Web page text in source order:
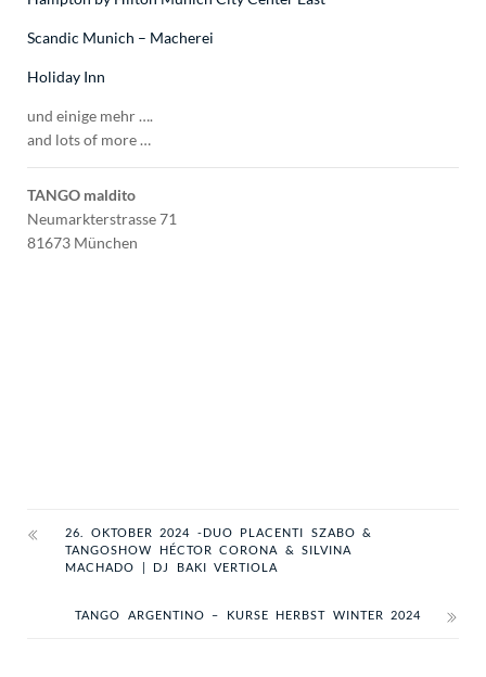
Scandic Munich – Macherei
Holiday Inn
und einige mehr ….
and lots of more …
TANGO maldito
Neumarkterstrasse 71
81673 München
26. OKTOBER 2024 -DUO PLACENTI SZABO &
TANGOSHOW HÉCTOR CORONA & SILVINA
MACHADO | DJ BAKI VERTIOLA
TANGO ARGENTINO – KURSE HERBST WINTER 2024